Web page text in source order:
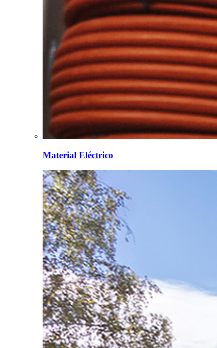
Material Eléctrico